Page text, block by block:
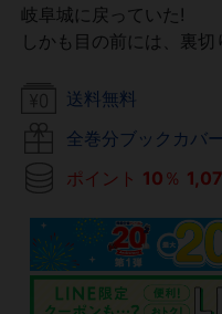
岐阜城に戻っていた!
しかも目の前には、裏切
送料無料
全巻分ブックカバー
ポイント 10 ％